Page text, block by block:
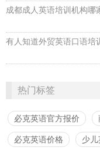
成都成人英语培训机构哪
热门标签
必克英语官方报价
必克英语价格 少儿